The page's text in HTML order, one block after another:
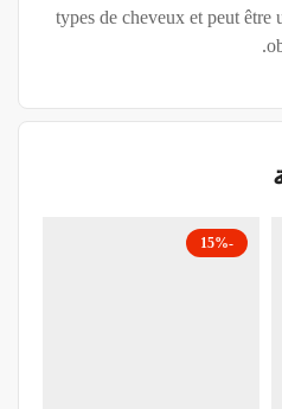
types de cheveux et peut
-15%